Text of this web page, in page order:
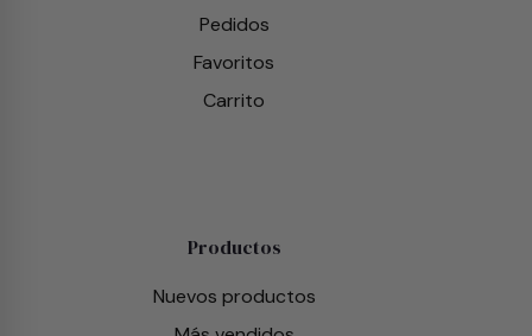
Pedidos
Favoritos
Carrito
Productos
Nuevos productos